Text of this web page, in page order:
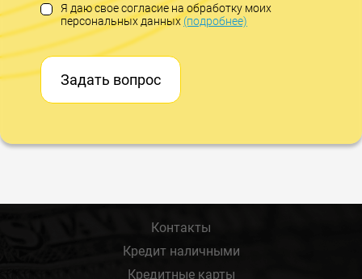
Я даю свое согласие на обработку моих
персональных данных(подробнее)
Задать вопрос
Контакты
Кредит наличными
Кредитные карты